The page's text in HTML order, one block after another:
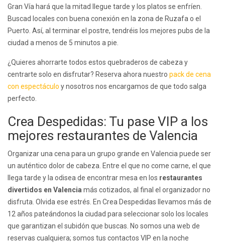
Gran Vía hará que la mitad llegue tarde y los platos se enfríen.
Buscad locales con buena conexión en la zona de Ruzafa o el
Puerto. Así, al terminar el postre, tendréis los mejores pubs de la
ciudad a menos de 5 minutos a pie.
¿Quieres ahorrarte todos estos quebraderos de cabeza y
centrarte solo en disfrutar? Reserva ahora nuestro pack de cena
con espectáculo y nosotros nos encargamos de que todo salga
perfecto.
Crea Despedidas: Tu pase VIP a los
mejores restaurantes de Valencia
Organizar una cena para un grupo grande en Valencia puede ser
un auténtico dolor de cabeza. Entre el que no come carne, el que
llega tarde y la odisea de encontrar mesa en los restaurantes
divertidos en Valencia más cotizados, al final el organizador no
disfruta. Olvida ese estrés. En Crea Despedidas llevamos más de
12 años pateándonos la ciudad para seleccionar solo los locales
que garantizan el subidón que buscas. No somos una web de
reservas cualquiera; somos tus contactos VIP en la noche